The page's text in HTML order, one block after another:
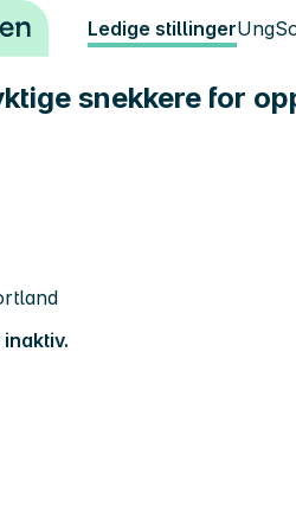
Ledige stillingerUng
snekkere for